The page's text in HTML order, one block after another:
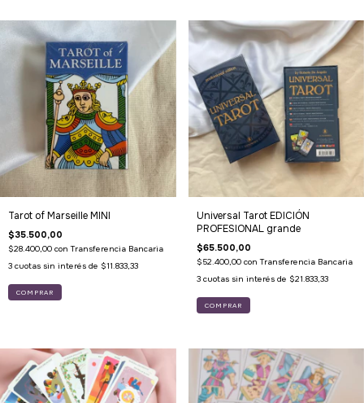
Tarot of Marseille MINI
$35.500,00
$28.400,00 con Transferencia Bancaria
3 cuotas sin interés de $11.833,33
Universal Tarot EDICIÓN
PROFESIONAL grande
$65.500,00
$52.400,00 con Transferencia Bancaria
3 cuotas sin interés de $21.833,33